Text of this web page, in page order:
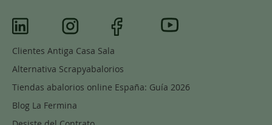
Clientes Antiga Casa Sala
Alternativa Scrapyabalorios
Tiendas abalorios online España: Guía 2026
Blog La Fermina